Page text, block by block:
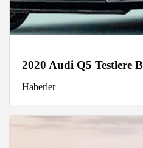
2020 Audi Q5 Testlere
Haberler